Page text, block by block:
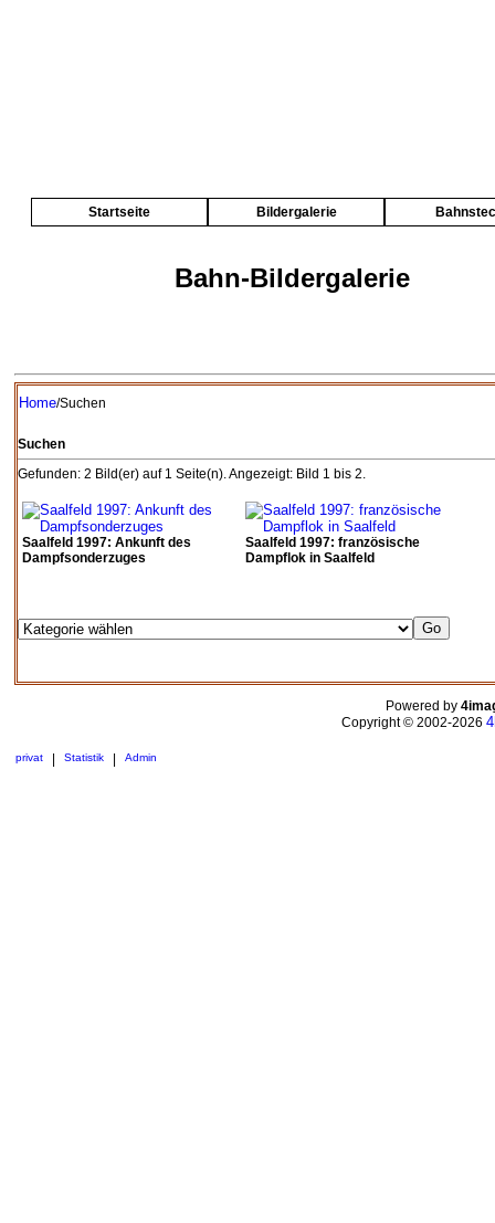
Startseite Bildergalerie
Bahn-Bildergalerie
Home/Suchen
Suchen
Gefunden: 2 Bild(er) auf 1 Seite(n). Angezeigt: Bild 1 bis 2.
Saalfeld 1997: Ankunft des
Dampfsonderzuges
Saalfeld 1997: französische
Dampflok in Saalfeld
Powered by
Copyright © 2002-2026
privat Statistik Admin